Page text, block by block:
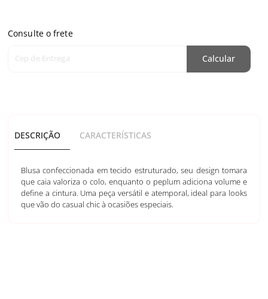
Consulte o frete
Cep de Entrega Calcular
DESCRIÇÃO CARACTERÍSTICAS
Blusa confeccionada em tecido estruturado, seu design tomara
que caia valoriza o colo, enquanto o peplum adiciona volume e
define a cintura. Uma peça versátil e atemporal, ideal para looks
que vão do casual chic à ocasiões especiais.